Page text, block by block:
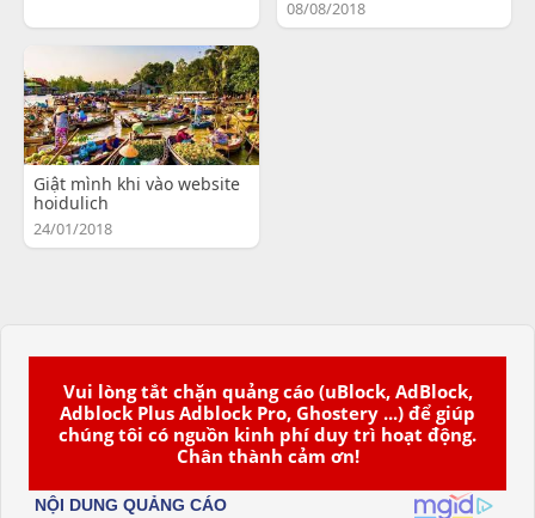
Vui lòng tắt chặn quảng cáo (uBlock, AdBlock,
Adblock Plus Adblock Pro, Ghostery ...) để giúp
chúng tôi có nguồn kinh phí duy trì hoạt động.
Chân thành cảm ơn!
08/08/2018
Giật mình khi vào website
hoidulich
24/01/2018